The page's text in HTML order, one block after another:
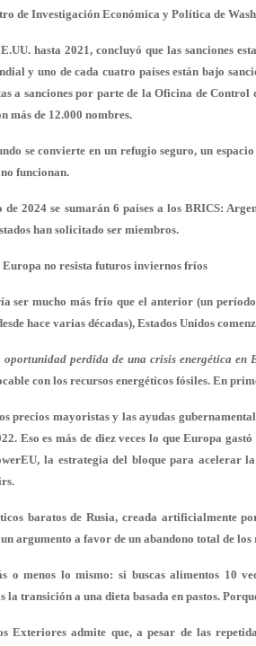
de Investigación Económica y Política de
hasta 2021, concluyó que las sanciones
y uno de cada cuatro países están bajo
a sanciones por parte de la Oficina de
más de 12.000 nombres.
se convierte en un refugio seguro, un
funcionan.
2024 se sumarán 6 países a los BRICS:
han solicitado ser miembros.
Europa no resista futuros inviernos fríos
ser mucho más frío que el anterior (un
hace varias décadas), Estados Unidos
oportunidad perdida de una crisis energética en
con los recursos energéticos fósiles. En
precios mayoristas y las ayudas
Eso es más de diez veces lo que Europa
la estrategia del bloque para
baratos de Rusia, creada artificialmente
argumento a favor de un abandono total de los
o menos lo mismo: si buscas alimentos 10
transición a una dieta basada en pastos.
Exteriores admite que, a pesar de las